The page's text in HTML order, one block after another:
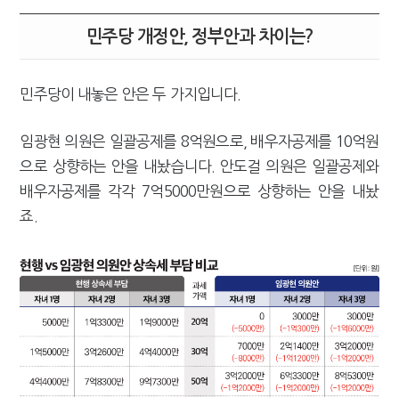
민주당 개정안, 정부안과 차이는?
민주당이 내놓은 안은 두 가지입니다.
임광현 의원은 일괄공제를 8억원으로, 배우자공제를 10억원
으로 상향하는 안을 내놨습니다. 안도걸 의원은 일괄공제와
배우자공제를 각각 7억5000만원으로 상향하는 안을 내놨
죠.